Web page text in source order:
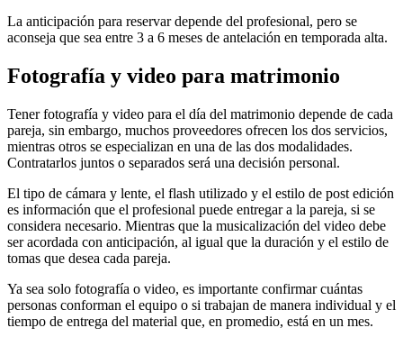
La anticipación para reservar depende del profesional, pero se
aconseja que sea entre 3 a 6 meses de antelación en temporada alta.
Fotografía y video para matrimonio
Tener fotografía y video para el día del matrimonio depende de cada
pareja, sin embargo, muchos proveedores ofrecen los dos servicios,
mientras otros se especializan en una de las dos modalidades.
Contratarlos juntos o separados será una decisión personal.
El tipo de cámara y lente, el flash utilizado y el estilo de post edición
es información que el profesional puede entregar a la pareja, si se
considera necesario. Mientras que la musicalización del video debe
ser acordada con anticipación, al igual que la duración y el estilo de
tomas que desea cada pareja.
Ya sea solo fotografía o video, es importante confirmar cuántas
personas conforman el equipo o si trabajan de manera individual y el
tiempo de entrega del material que, en promedio, está en un mes.